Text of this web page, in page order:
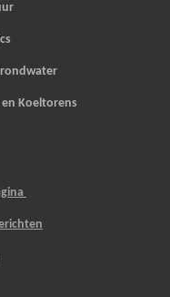
Koeltorens